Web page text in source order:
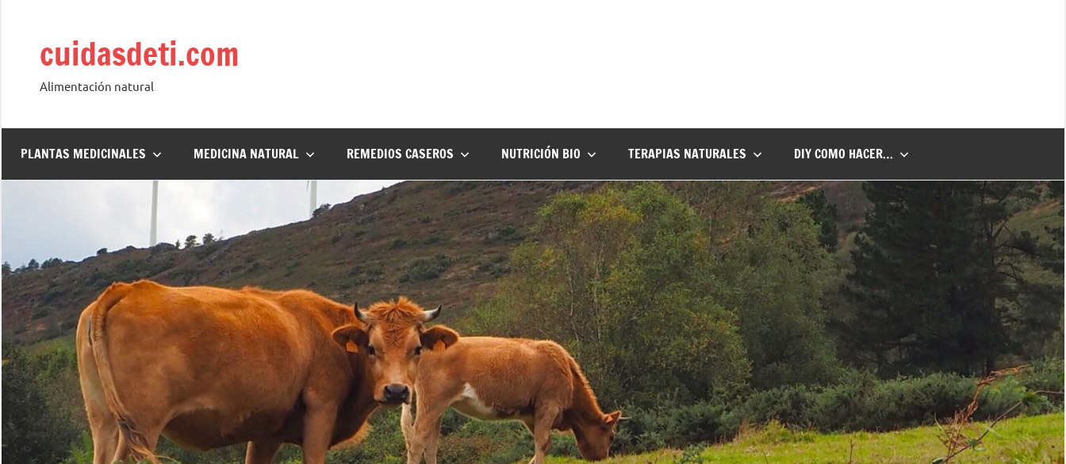
contenidocuidasdeti.com
Alimentación natural
PLANTAS MEDICINALES MEDICINA NATURAL REMEDIOS CASEROS NUTRICIÓN BIO TERAPIAS NATURALES DIY COMO HACER…